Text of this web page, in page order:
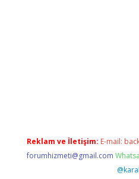
Reklam ve İletişim: E-mail:
forumhizmeti@gmail.com